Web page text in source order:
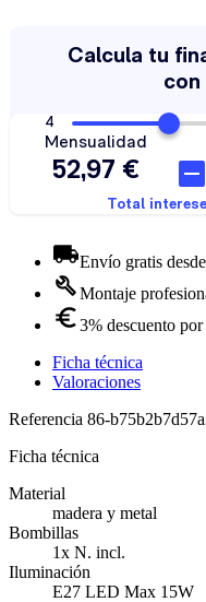
Envío gratis
Montaje
3% descuento
Ficha técnica
Valoraciones
Referencia 86-
Ficha técnica
Material
madera y metal
Bombillas
1x N. incl.
Iluminación
E27 LED Max 15W